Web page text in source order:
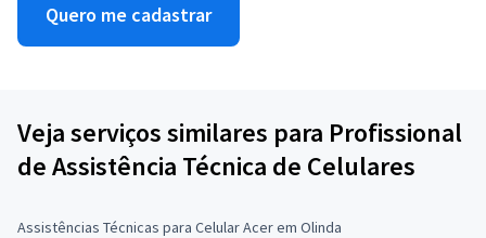
Quero me cadastrar
Veja serviços similares para Profissional
de Assistência Técnica de Celulares
Assistências Técnicas para Celular Acer em Olinda